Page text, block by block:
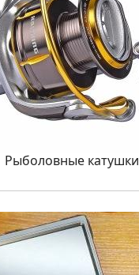
Рыболовные катушки